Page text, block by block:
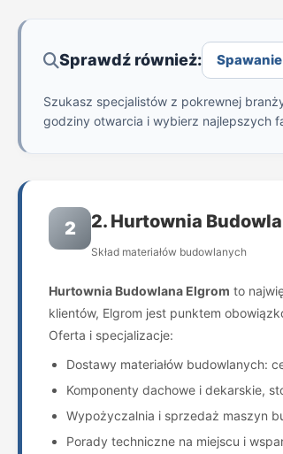
Sprawdź również:
Szukasz specjalistów z pokrewnej
godziny otwarcia i wybierz najlepszych
2 2. Hurtownia
Skład materiałów budowlanych
Hurtownia Budowlana Elgrom to
klientów, Elgrom jest punktem
Oferta i specjalizacje:
Dostawy materiałów budowlanych:
Komponenty dachowe i dekarskie,
Wypożyczalnia i sprzedaż maszyn
Porady techniczne na miejscu i